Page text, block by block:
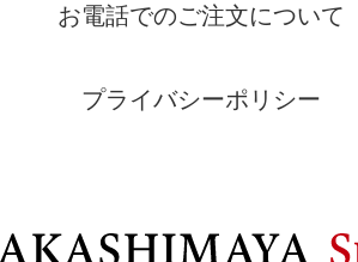
お電話でのご注文について
プライバシーポリシー